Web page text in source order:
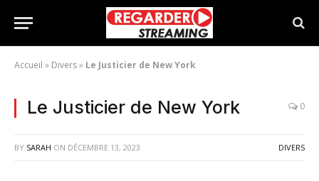
Accueil » Divers» Le Justicier de New York
Le Justicier de New York 0
BY SARAH ON DÉCEMBRE 13, 2023 DIVERS